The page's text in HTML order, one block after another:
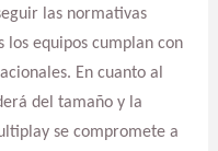
las normativas
los equipos cumplan con
En cuanto al
del tamaño y la
se compromete a